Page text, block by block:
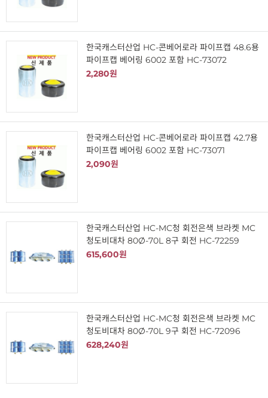
한국캐스터산업 HC-콘베어로라 파이프캡 48.6용
파이프캡 베어링 6002 포함 HC-73072
2,280원
한국캐스터산업 HC-콘베어로라 파이프캡 42.7용
파이프캡 베어링 6002 포함 HC-73071
2,090원
한국캐스터산업 HC-MC청 회전은색 브라켓 MC
청도비대차 80Ø-70L 8구 회전 HC-72259
615,600원
한국캐스터산업 HC-MC청 회전은색 브라켓 MC
청도비대차 80Ø-70L 9구 회전 HC-72096
628,240원